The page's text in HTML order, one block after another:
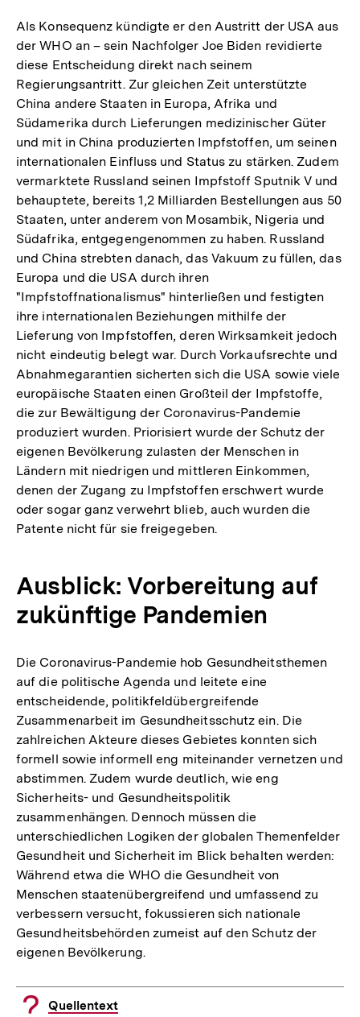
Als Konsequenz kündigte er den Austritt der USA aus
der WHO an – sein Nachfolger Joe Biden revidierte
diese Entscheidung direkt nach seinem
Regierungsantritt. Zur gleichen Zeit unterstützte
China andere Staaten in Europa, Afrika und
Südamerika durch Lieferungen medizinischer Güter
und mit in China produzierten Impfstoffen, um seinen
internationalen Einfluss und Status zu stärken. Zudem
vermarktete Russland seinen Impfstoff Sputnik V und
behauptete, bereits 1,2 Milliarden Bestellungen aus 50
Staaten, unter anderem von Mosambik, Nigeria und
Südafrika, entgegengenommen zu haben. Russland
und China strebten danach, das Vakuum zu füllen, das
Europa und die USA durch ihren
"Impfstoffnationalismus" hinterließen und festigten
ihre internationalen Beziehungen mithilfe der
Lieferung von Impfstoffen, deren Wirksamkeit jedoch
nicht eindeutig belegt war. Durch Vorkaufsrechte und
Abnahmegarantien sicherten sich die USA sowie viele
europäische Staaten einen Großteil der Impfstoffe,
die zur Bewältigung der Coronavirus-Pandemie
produziert wurden. Priorisiert wurde der Schutz der
eigenen Bevölkerung zulasten der Menschen in
Ländern mit niedrigen und mittleren Einkommen,
denen der Zugang zu Impfstoffen erschwert wurde
oder sogar ganz verwehrt blieb, auch wurden die
Patente nicht für sie freigegeben.
Ausblick: Vorbereitung auf
zukünftige Pandemien
Die Coronavirus-Pandemie hob Gesundheitsthemen
auf die politische Agenda und leitete eine
entscheidende, politikfeldübergreifende
Zusammenarbeit im Gesundheitsschutz ein. Die
zahlreichen Akteure dieses Gebietes konnten sich
formell sowie informell eng miteinander vernetzen und
abstimmen. Zudem wurde deutlich, wie eng
Sicherheits- und Gesundheitspolitik
zusammenhängen. Dennoch müssen die
unterschiedlichen Logiken der globalen Themenfelder
Gesundheit und Sicherheit im Blick behalten werden:
Während etwa die WHO die Gesundheit von
Menschen staatenübergreifend und umfassend zu
verbessern versucht, fokussieren sich nationale
Gesundheitsbehörden zumeist auf den Schutz der
eigenen Bevölkerung.
Quellentext